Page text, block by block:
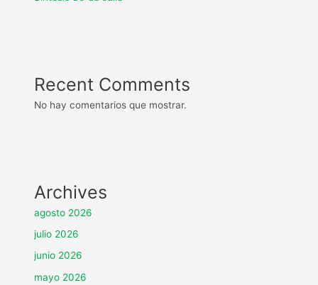
Recent Comments
No hay comentarios que mostrar.
Archives
agosto 2026
julio 2026
junio 2026
mayo 2026